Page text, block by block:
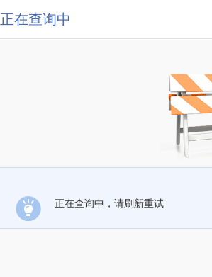
正在查询中
正在查询中，请刷新重试